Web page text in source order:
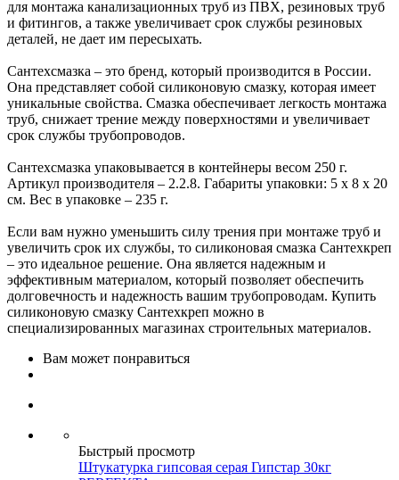
для монтажа канализационных труб из ПВХ, резиновых труб
и фитингов, а также увеличивает срок службы резиновых
деталей, не дает им пересыхать.
Сантехсмазка – это бренд, который производится в России.
Она представляет собой силиконовую смазку, которая имеет
уникальные свойства. Смазка обеспечивает легкость монтажа
труб, снижает трение между поверхностями и увеличивает
срок службы трубопроводов.
Сантехсмазка упаковывается в контейнеры весом 250 г.
Артикул производителя – 2.2.8. Габариты упаковки: 5 x 8 x 20
см. Вес в упаковке – 235 г.
Если вам нужно уменьшить силу трения при монтаже труб и
увеличить срок их службы, то силиконовая смазка Сантехкреп
– это идеальное решение. Она является надежным и
эффективным материалом, который позволяет обеспечить
долговечность и надежность вашим трубопроводам. Купить
силиконовую смазку Сантехкреп можно в
специализированных магазинах строительных материалов.
Вам может понравиться
Быстрый просмотр
Штукатурка гипсовая серая Гипстар 30кг